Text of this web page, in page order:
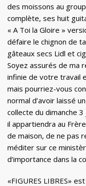
des moissons au
complète, ses huit
« A Toi la Gloire »
défaire le chignon de
gâteaux secs Lidl et
Soyez assurés de ma
infinie de votre travail
mais pourriez-vous
normal d’avoir laissé
collecte du dimanche 3
il appartiendra au
de maison, de ne pas
méditer sur ce
d’importance dans la
«FIGURES LIBRES»